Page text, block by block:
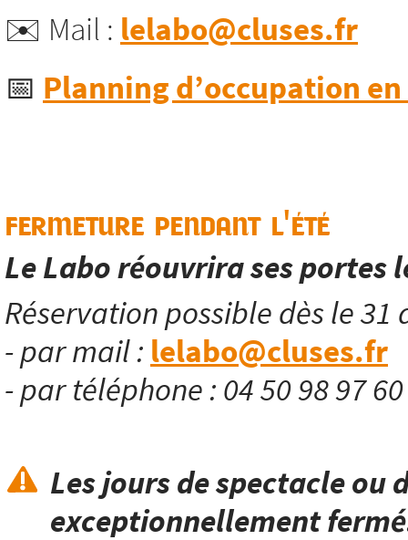
✉️ Mail : lelabo@cluses.fr
📅 Planning d’occupation
fermeture pendant l'été
Le Labo réouvrira ses portes
Réservation possible dès le 31
- par mail : lelabo@cluses.fr
- par téléphone : 04 50 98 97
Les jours de spectacle ou
exceptionnellement